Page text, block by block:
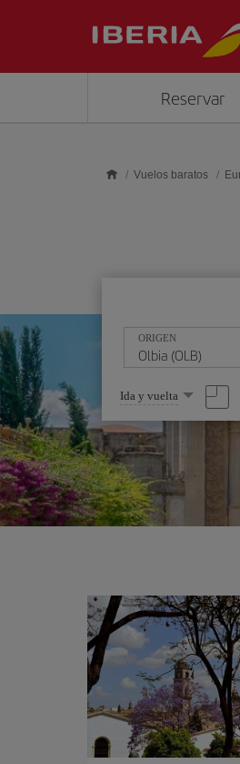
Reservar
Vuelos baratos
ORIGEN
Seleccione
una
opción
Ida y vuelta